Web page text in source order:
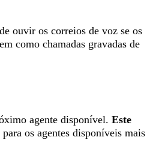
ouvir os correios de voz se os
como chamadas gravadas de
agente disponível. Este
os agentes disponíveis mais